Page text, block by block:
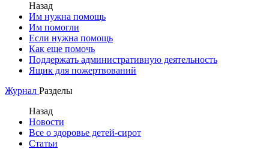
Назад
Им нужна помощь
Им помогли
Если нужна помощь
Как еще помочь
Поддержать административную деятельность
Ящик для пожертвований
Журнал Разделы
Назад
Новости
Все о здоровье детей-сирот
Статьи